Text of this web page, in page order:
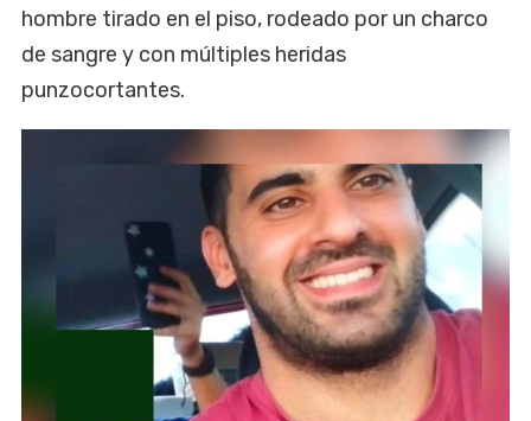
hombre tirado en el piso, rodeado por un charco
de sangre y con múltiples heridas
punzocortantes.